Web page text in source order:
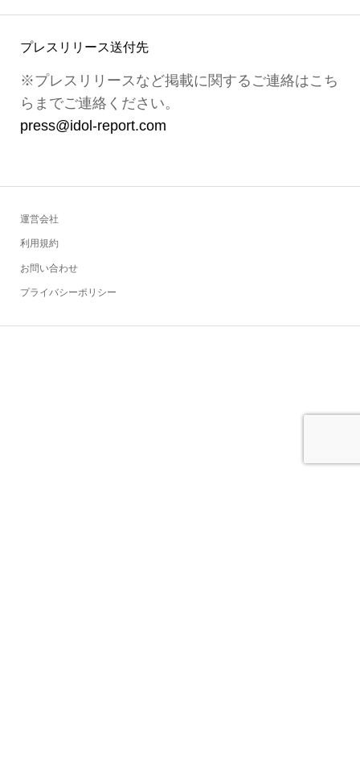
プレスリリース送付先
※プレスリリースなど掲載に関するご連絡はこち
らまでご連絡ください。
press@idol-report.com
運営会社
利用規約
お問い合わせ
プライバシーポリシー